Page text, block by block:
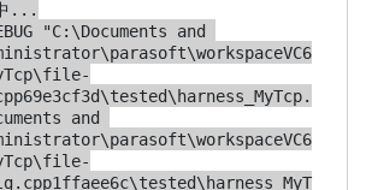
...
"C:\Documents and
and